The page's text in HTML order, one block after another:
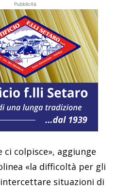
Pubblicità
ci colpisce», aggiunge
«la difficoltà per gli
situazioni di